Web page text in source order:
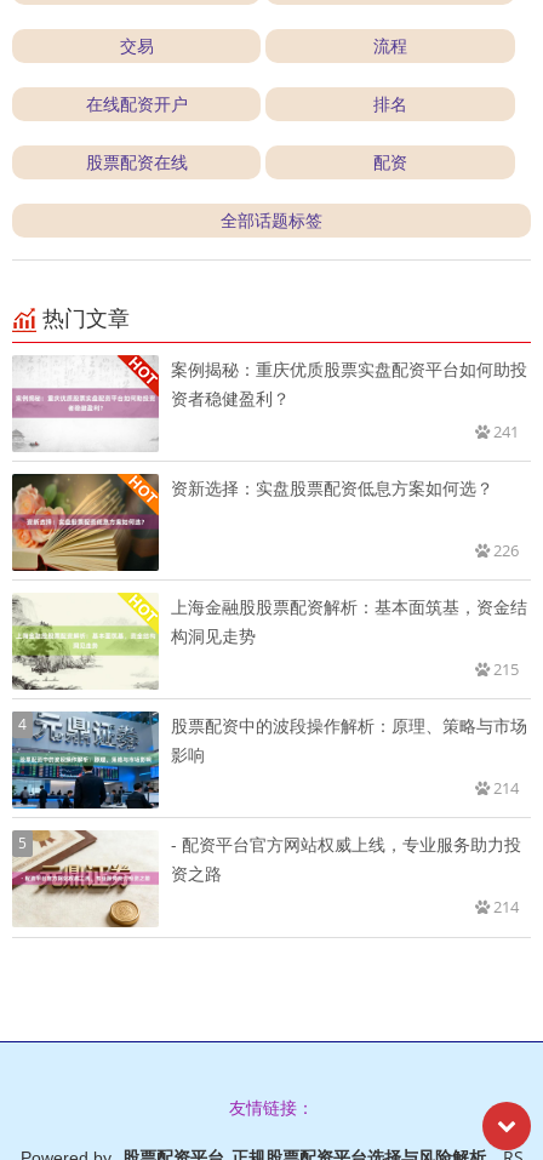
交易 流程
在线配资开户 排名
股票配资在线 配资
全部话题标签
热门文章
案例揭秘：重庆优质股票实盘配资平台如何助投
资者稳健盈利？
241
资新选择：实盘股票配资低息方案如何选？
226
上海金融股股票配资解析：基本面筑基，资金结
构洞见走势
215
4
股票配资中的波段操作解析：原理、策略与市场
影响
214
5
- 配资平台官方网站权威上线，专业服务助力投
资之路
214
友情链接：